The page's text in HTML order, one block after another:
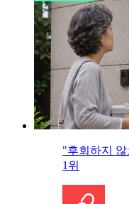
"후회하지
1위